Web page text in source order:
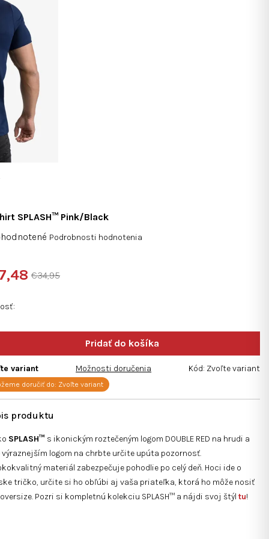
SPLASH™ Pink/Black
Podrobnosti hodnotenia
SPLASH™ s ikonickým roztečeným logom DOUBLE RED na hrudi a
výraznejším logom na chrbte určite upúta pozornosť.
materiál zabezpečuje pohodlie po celý deň. Hoci ide o
tričko, určite si ho obľúbi aj vaša priateľka, ktorá ho môže nosiť
Pozri si kompletnú kolekciu SPLASH™ a nájdi svoj štýltu!
€34,95
variant
doručiť do: Zvoľte variant
Možnosti doručenia Kód: Zvoľte variant